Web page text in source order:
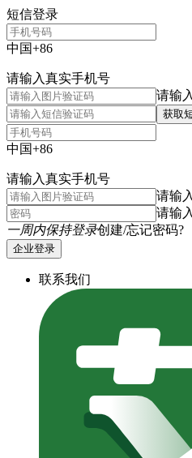
短信登录
中国+86
请输入真实手机号
请输
获取
中国+86
请输入真实手机号
请输
请输
一周内保持登录创建/忘记密码?
企业登录
联系我们